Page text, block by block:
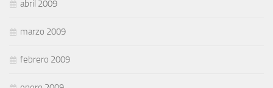
abril 2009
marzo 2009
febrero 2009